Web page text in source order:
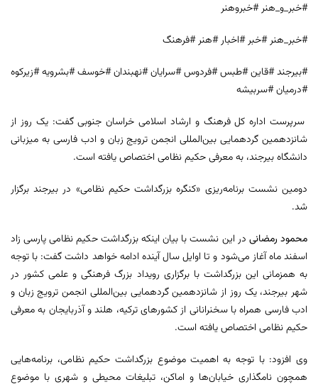
#خبر_و_هنر #خبروهنر
#خبر_هنر #خبر #اخبار #هنر #فرهنگ
#بیرجند #قاین #طبس #فردوس #سرایان #نهبندان #خوسف #بشرویه #زیرکوه
#درمیان #سربیشه
سرپرست اداره کل فرهنگ و ارشاد اسلامی خراسان جنوبی گفت: یک روز از
شانزدهمین گردهمایی بین‌المللی انجمن ترویج زبان و ادب فارسی به میزبانی
دانشگاه بیرجند، به معرفی حکیم نظامی اختصاص یافته است.
دومین نشست برنامه‌ریزی «کنگره بزرگداشت حکیم نظامی» در بیرجند برگزار
شد.
محمود رمضانی در این نشست با بیان اینکه بزرگداشت حکیم نظامی پارسی زاد
اسفند ماه آغاز می‌شود و تا اوایل سال آینده ادامه خواهد داشت گفت: با توجه
به همزمانی این بزرگداشت با برگزاری رویداد بزرگ فرهنگی و علمی کشور در
شهر بیرجند، یک روز از شانزدهمین گردهمایی بین‌المللی انجمن ترویج زبان و
ادب فارسی همراه با سخنرانانی از کشورهای ترکیه، هلند و آذربایجان به معرفی
حکیم نظامی اختصاص یافته است.
وی افزود: با توجه به اهمیت موضوع بزرگداشت حکیم نظامی، برنامه‌هایی
همچون نامگذاری خیابان‌ها و اماکن، تبلیغات محیطی و شهری با موضوع